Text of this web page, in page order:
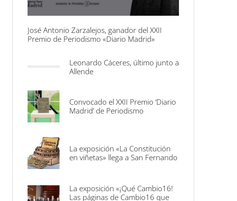
José Antonio Zarzalejos, ganador del XXII
Premio de Periodismo «Diario Madrid»
Leonardo Cáceres, último junto a
Allende
Convocado el XXII Premio ‘Diario
Madrid’ de Periodismo
La exposición «La Constitución
en viñetas» llega a San Fernando
La exposición «¡Qué Cambio16!
Las páginas de Cambio16 que